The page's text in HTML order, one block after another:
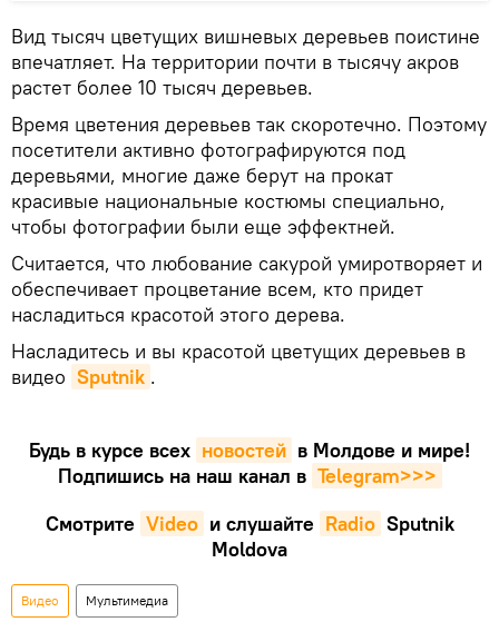
Вид тысяч цветущих вишневых деревьев поистине
впечатляет. На территории почти в тысячу акров
растет более 10 тысяч деревьев.
Время цветения деревьев так скоротечно. Поэтому
посетители активно фотографируются под
деревьями, многие даже берут на прокат
красивые национальные костюмы специально,
чтобы фотографии были еще эффектней.
Считается, что любование сакурой умиротворяет и
обеспечивает процветание всем, кто придет
насладиться красотой этого дерева.
Насладитесь и вы красотой цветущих деревьев в
видео Sputnik .
Будь в курсе всех новостей в Молдове и мире!
Подпишись на наш канал в Telegram>>>
Смотрите Video и слушайте Radio Sputnik
Moldova
Видео Мультимедиа